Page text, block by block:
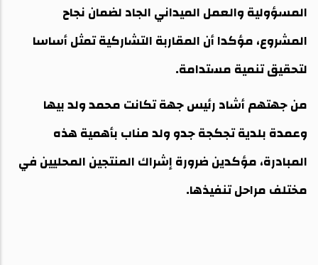
المسؤولية والعمل الميداني الجاد لضمان نجاح
المشروع، مؤكدا أن المقاربة التشاركية تمثل أساسا
لتحقيق تنمية مستدامة.
من جهتهم أشاد رئيس جهة تكانت محمد ولد بيها
وعمدة بلدية تجكجة جدو ولد مناب بأهمية هذه
المبادرة، مؤكدين ضرورة إشراك المنتجين المحليين في
مختلف مراحل تنفيذها.